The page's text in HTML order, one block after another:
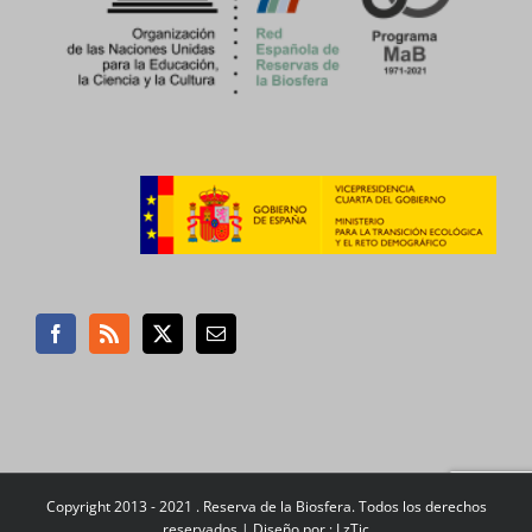
Copyright 2013 - 2021 . Reserva de la Biosfera. Todos los derechos